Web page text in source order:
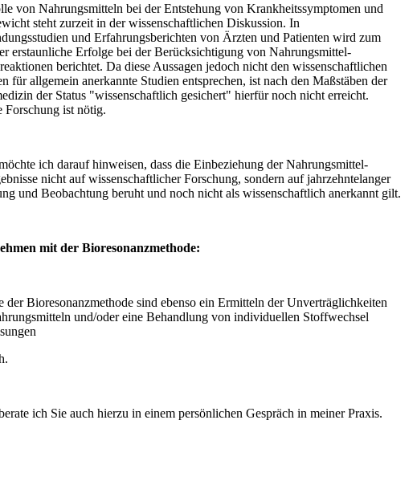
von Nahrungsmitteln bei der Entstehung von Krankheitssymptomen und
steht zurzeit in der wissenschaftlichen Diskussion. In
und Erfahrungsberichten von Ärzten und Patienten wird zum
erstaunliche Erfolge bei der Berücksichtigung von Nahrungsmittel-
berichtet. Da diese Aussagen jedoch nicht den wissenschaftlichen
für allgemein anerkannte Studien entsprechen, ist nach den Maßstäben der
der Status "wissenschaftlich gesichert" hierfür noch nicht erreicht.
Forschung ist nötig.
ich darauf hinweisen, dass die Einbeziehung der Nahrungsmittel-
nicht auf wissenschaftlicher Forschung, sondern auf jahrzehntelanger
und Beobachtung beruht und noch nicht als wissenschaftlich anerkannt gilt.
mit der Bioresonanzmethode:
der Bioresonanzmethode sind ebenso ein Ermitteln der Unverträglichkeiten
und/oder eine Behandlung von individuellen Stoffwechsel
ich Sie auch hierzu in einem persönlichen Gespräch in meiner Praxis.